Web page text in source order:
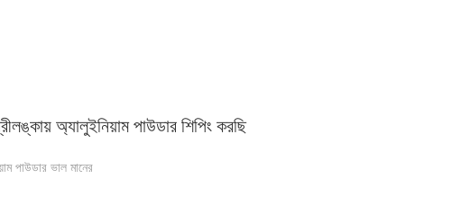
অ্যালুইনিয়াম পাউডার শিপিং করছি
পাউডার ভাল মানের